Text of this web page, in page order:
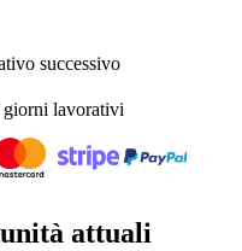
successivo
giorni lavorativi
attuali